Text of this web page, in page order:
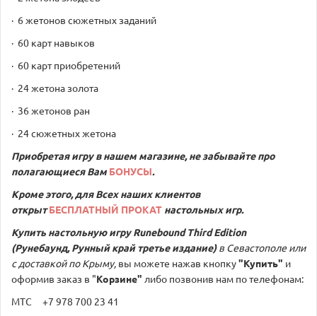
· 6 жетонов сюжетных заданий
· 60 карт навыков
· 60 карт приобретений
· 24 жетона золота
· 36 жетонов ран
· 24 сюжетных жетона
Приобретая игру в нашем магазине, не забывайте про
полагающиеся Вам БОНУСЫ.
Кроме этого, для Всех наших клиентов
открыт БЕСПЛАТНЫЙ ПРОКАТ настольных игр.
Купить настольную игру Runebound Third Edition
(Рунебаунд, Рунный край третье издание) в Севастополе или
с доставкой по Крыму, вы можете нажав кнопку"Купить" и
оформив заказ в "Корзине" либо позвонив нам по телефонам:
МТС +7 978 700 23 41